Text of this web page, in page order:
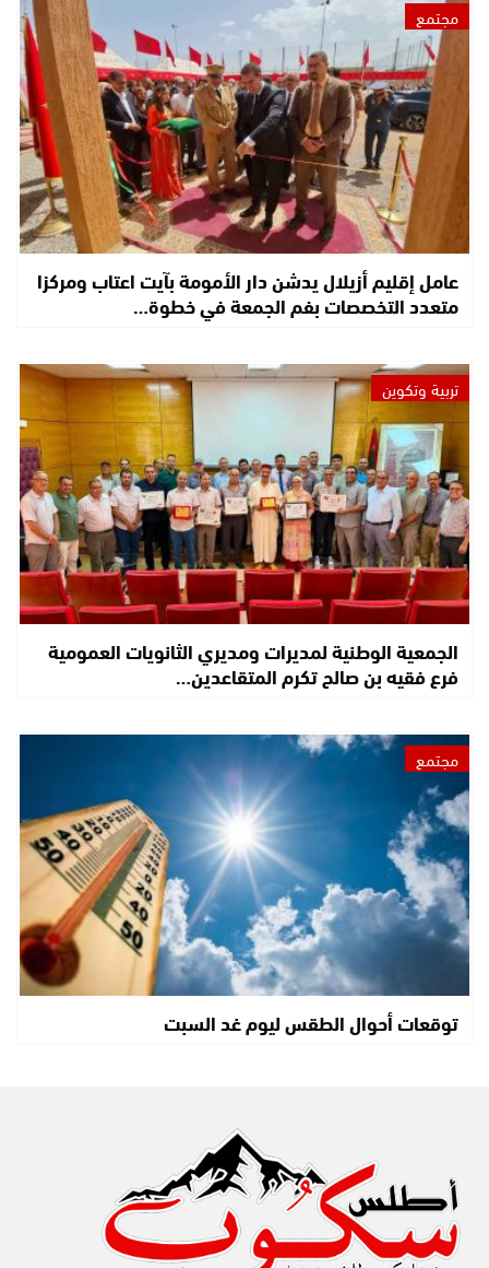
مجتمع
عامل إقليم أزيلال يدشن دار الأمومة بآيت اعتاب ومركزا
متعدد التخصصات بفم الجمعة في خطوة…
تربية وتكوين
الجمعية الوطنية لمديرات ومديري الثانويات العمومية
فرع فقيه بن صالح تكرم المتقاعدين…
مجتمع
توقعات أحوال الطقس ليوم غد السبت